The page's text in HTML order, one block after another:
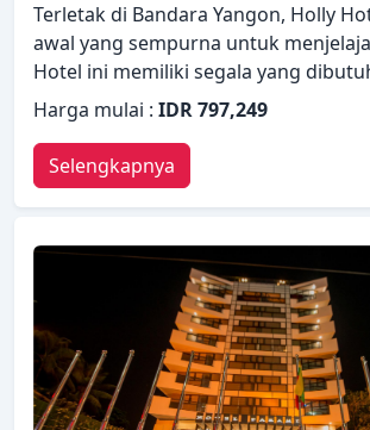
Terletak di Bandara Yangon, Holly
awal yang sempurna untuk
Hotel ini memiliki segala yang
menginap dengan nyaman. Fasilitas-
layanan kamar 24 jam, WiFi gratis di
satpam 24 jam, tempat pengisian
mobil, kuil tersedia untuk Anda
Bersantailah di kamar Anda yang
beberapa kamar dilengkapi dengan
teh gratis, ruang penyimpanan
lantai kayu/parket, sandal.
seharian beraktivitas dan nikmati
(sekitar 3 km). Temukan semua yang
tawarkan dengan membuat Holly
tempat persinggahan Anda.
Harga mulai : IDR 797,249
Selengkapnya